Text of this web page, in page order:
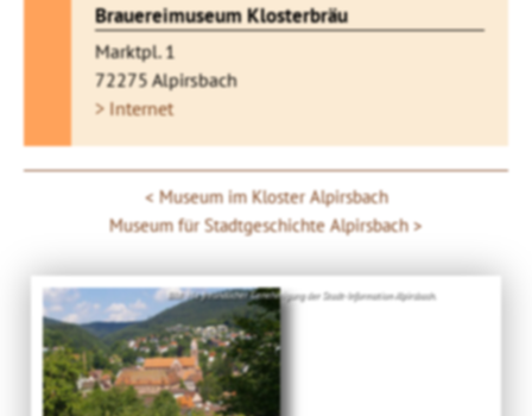
Brauereimuseum Klosterbräu
Marktpl. 1
72275 Alpirsbach
> Internet
Museum im Kloster Alpirsbach
Museum für Stadtgeschichte Alpirsbach
Bild: Mit freundlicher Genehmigung der Stadt-Information Alpirsbach.